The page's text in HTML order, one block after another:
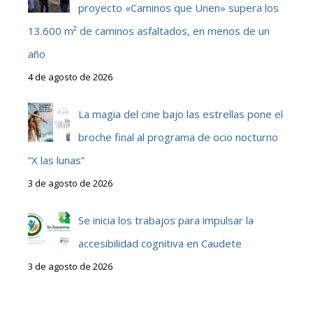
proyecto «Caminos que Unen» supera los
13.600 m² de caminos asfaltados, en menos de un
año
4 de agosto de 2026
La magia del cine bajo las estrellas pone el
broche final al programa de ocio nocturno
“X las lunas”
3 de agosto de 2026
Se inicia los trabajos para impulsar la
accesibilidad cognitiva en Caudete
3 de agosto de 2026